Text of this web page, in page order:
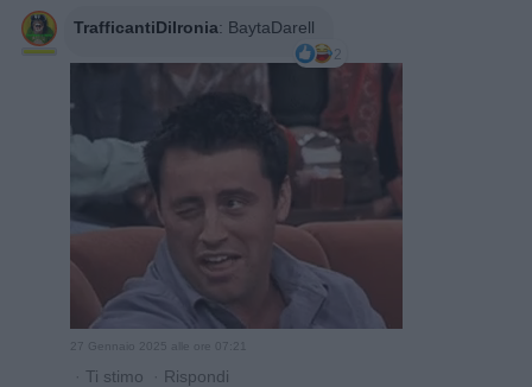
TrafficantiDiIronia: BaytaDarell
2
27 Gennaio 2025 alle ore 07:21
· Ti stimo · Rispondi